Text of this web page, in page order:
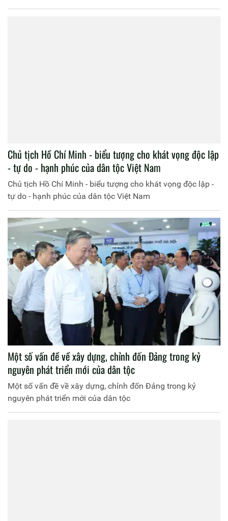
Chủ tịch Hồ Chí Minh - biểu tượng cho khát vọng độc lập
- tự do - hạnh phúc của dân tộc Việt Nam
Chủ tịch Hồ Chí Minh - biểu tượng cho khát vọng độc lập -
tự do - hạnh phúc của dân tộc Việt Nam
Một số vấn đề về xây dựng, chỉnh đốn Ðảng trong kỷ
nguyên phát triển mới của dân tộc
Một số vấn đề về xây dựng, chỉnh đốn Ðảng trong kỷ
nguyên phát triển mới của dân tộc